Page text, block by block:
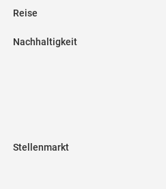
Reise
Nachhaltigkeit
Stellenmarkt